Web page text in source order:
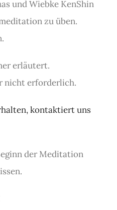
und Wiebke KenShin
zu üben.
erläutert.
nicht erforderlich.
kontaktiert uns
der Meditation